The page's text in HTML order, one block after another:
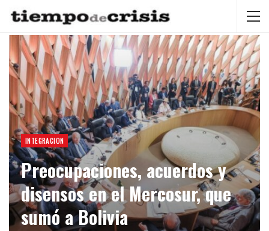
INTEGRACION
Preocupaciones, acuerdos y
disensos en el Mercosur, que
sumó a Bolivia